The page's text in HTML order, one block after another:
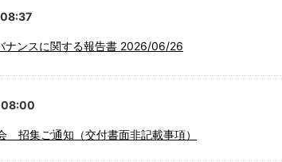
ナンスに関する報告書 2026/06/26
招集ご通知（交付書面非記載事項）